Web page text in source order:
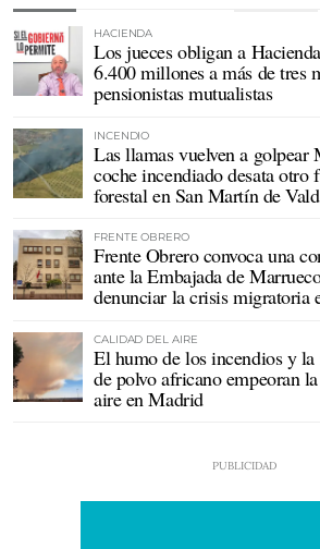
HACIENDA
Los jueces obligan a
6.400 millones a más de tres
pensionistas mutualistas
INCENDIO
Las llamas vuelven a golpear
coche incendiado desata otro
forestal en San Martín de
FRENTE OBRERO
Frente Obrero convoca una
ante la Embajada de
denunciar la crisis migratoria
CALIDAD DEL AIRE
El humo de los incendios y
de polvo africano empeoran
aire en Madrid